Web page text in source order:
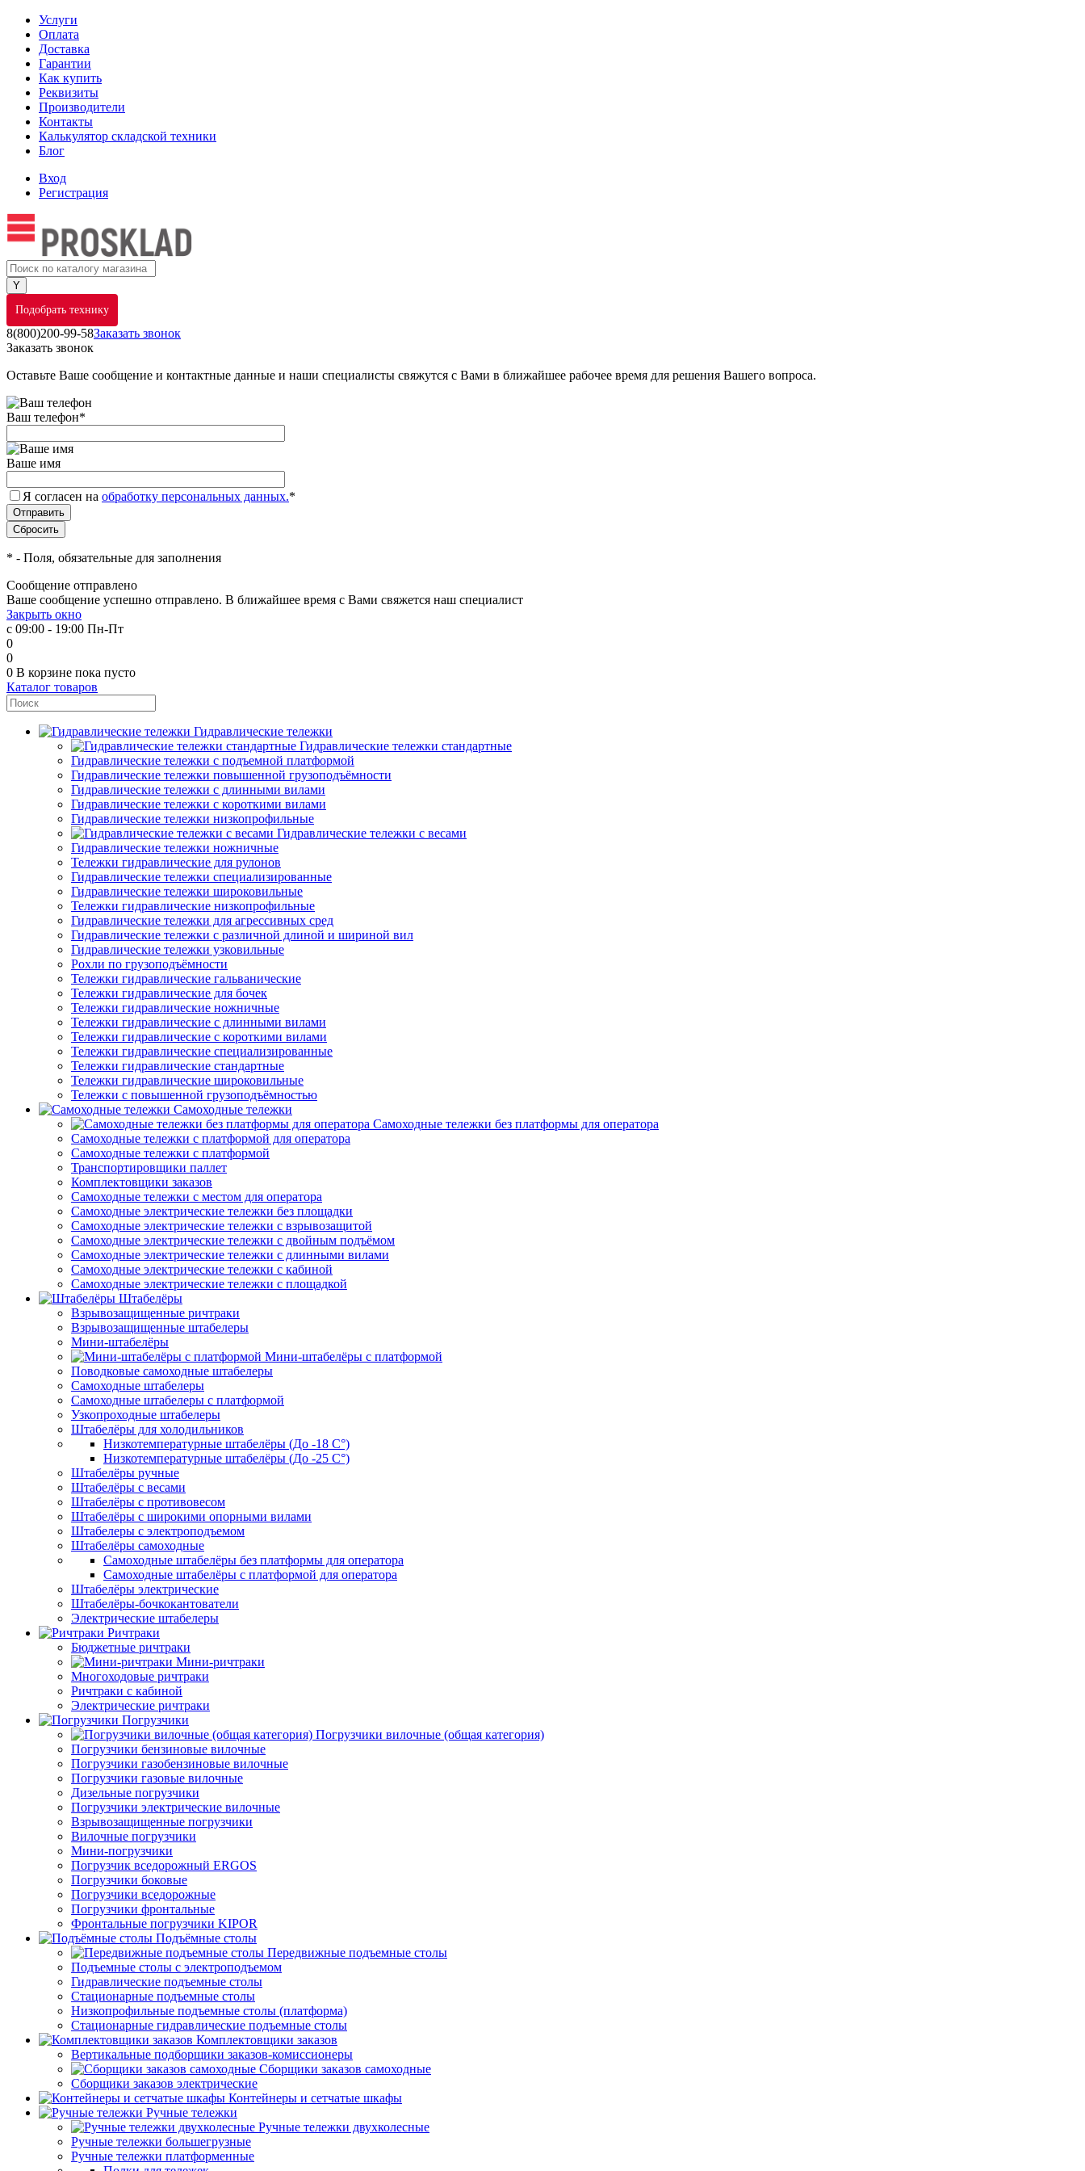
Услуги
Оплата
Доставка
Гарантии
Как купить
Реквизиты
Производители
Контакты
Калькулятор складской техники
Блог
Вход
Регистрация
Подобрать технику
8(800)200-99-58Заказать звонок
Заказать звонок
Оставьте Ваше сообщение и контактные данные и наши специалисты свяжутся с Вами в ближайшее рабочее время для решения Вашего вопроса.
Ваш телефон*
Ваше имя
Я согласен на обработку персональных данных.*
* - Поля, обязательные для заполнения
Сообщение отправлено
Ваше сообщение успешно отправлено. В ближайшее время с Вами свяжется наш специалист
Закрыть окно
с 09:00 - 19:00 Пн-Пт
0
0
0 В корзине пока пусто
Каталог товаров
Гидравлические тележки
Гидравлические тележки стандартные
Гидравлические тележки с подъемной платформой
Гидравлические тележки повышенной грузоподъёмности
Гидравлические тележки с длинными вилами
Гидравлические тележки с короткими вилами
Гидравлические тележки низкопрофильные
Гидравлические тележки с весами
Гидравлические тележки ножничные
Тележки гидравлические для рулонов
Гидравлические тележки специализированные
Гидравлические тележки широковильные
Тележки гидравлические низкопрофильные
Гидравлические тележки для агрессивных сред
Гидравлические тележки с различной длиной и шириной вил
Гидравлические тележки узковильные
Рохли по грузоподъёмности
Тележки гидравлические гальванические
Тележки гидравлические для бочек
Тележки гидравлические ножничные
Тележки гидравлические с длинными вилами
Тележки гидравлические с короткими вилами
Тележки гидравлические специализированные
Тележки гидравлические стандартные
Тележки гидравлические широковильные
Тележки с повышенной грузоподъёмностью
Самоходные тележки
Самоходные тележки без платформы для оператора
Самоходные тележки с платформой для оператора
Самоходные тележки с платформой
Транспортировщики паллет
Комплектовщики заказов
Самоходные тележки с местом для оператора
Самоходные электрические тележки без площадки
Самоходные электрические тележки с взрывозащитой
Самоходные электрические тележки с двойным подъёмом
Самоходные электрические тележки с длинными вилами
Самоходные электрические тележки с кабиной
Самоходные электрические тележки с площадкой
Штабелёры
Взрывозащищенные ричтраки
Взрывозащищенные штабелеры
Мини-штабелёры
Мини-штабелёры с платформой
Поводковые самоходные штабелеры
Самоходные штабелеры
Самоходные штабелеры с платформой
Узкопроходные штабелеры
Штабелёры для холодильников
Низкотемпературные штабелёры (До -18 C°)
Низкотемпературные штабелёры (До -25 C°)
Штабелёры ручные
Штабелёры с весами
Штабелёры с противовесом
Штабелёры с широкими опорными вилами
Штабелеры с электроподъемом
Штабелёры самоходные
Самоходные штабелёры без платформы для оператора
Самоходные штабелёры с платформой для оператора
Штабелёры электрические
Штабелёры-бочкокантователи
Электрические штабелеры
Ричтраки
Бюджетные ричтраки
Мини-ричтраки
Многоходовые ричтраки
Ричтраки с кабиной
Электрические ричтраки
Погрузчики
Погрузчики вилочные (общая категория)
Погрузчики бензиновые вилочные
Погрузчики газобензиновые вилочные
Погрузчики газовые вилочные
Дизельные погрузчики
Погрузчики электрические вилочные
Взрывозащищенные погрузчики
Вилочные погрузчики
Мини-погрузчики
Погрузчик вседорожный ERGOS
Погрузчики боковые
Погрузчики вседорожные
Погрузчики фронтальные
Фронтальные погрузчики KIPOR
Подъёмные столы
Передвижные подъемные столы
Подъемные столы с электроподъемом
Гидравлические подъемные столы
Стационарные подъемные столы
Низкопрофильные подъемные столы (платформа)
Стационарные гидравлические подъемные столы
Комплектовщики заказов
Вертикальные подборщики заказов-комиссионеры
Сборщики заказов самоходные
Сборщики заказов электрические
Контейнеры и сетчатые шкафы
Ручные тележки
Ручные тележки двухколесные
Ручные тележки большегрузные
Ручные тележки платформенные